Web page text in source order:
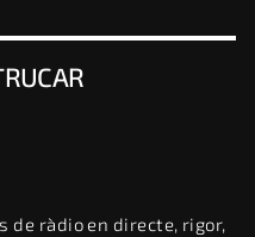
de ràdio en directe, rigor,